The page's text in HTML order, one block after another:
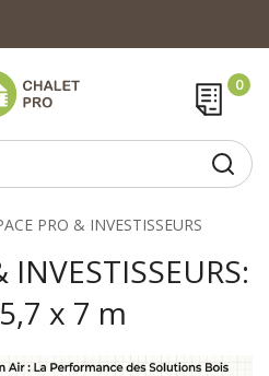
PRO & INVESTISSEURS
INVESTISSEURS:
x 7 m